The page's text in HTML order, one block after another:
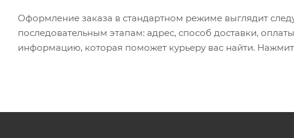
Оформление заказа в стандартном режиме выглядит
последовательным этапам: адрес, способ доставки,
информацию, которая поможет курьеру вас найти.